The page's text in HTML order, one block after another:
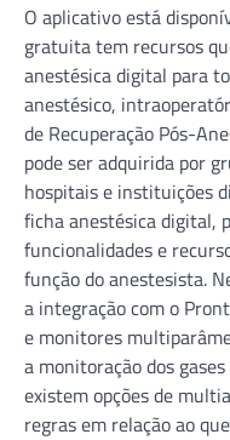
O aplicativo está
gratuita tem recursos
anestésica digital para
anestésico,
de Recuperação Pós-
pode ser adquirida por
hospitais e instituições
ficha anestésica digital,
funcionalidades e
função do anestesista.
a integração com o
e monitores
a monitoração dos
existem opções de
regras em relação ao